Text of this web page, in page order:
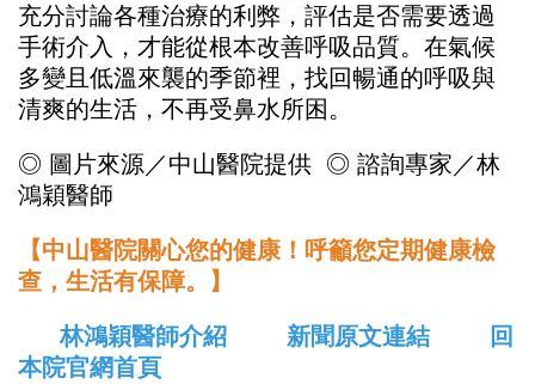
充分討論各種治療的利弊，評估是否需要透過
手術介入，才能從根本改善呼吸品質。在氣候
多變且低溫來襲的季節裡，找回暢通的呼吸與
清爽的生活，不再受鼻水所困。
◎ 圖片來源／中山醫院提供 ◎ 諮詢專家／林
鴻穎醫師
【中山醫院關心您的健康！呼籲您定期健康檢
查，生活有保障。】
林鴻穎醫師介紹
新聞原文連結
回
本院官網首頁